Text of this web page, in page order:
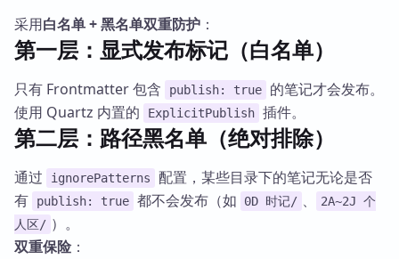
采用白名单 + 黑名单双重防护 ：
第一层：显式发布标记（白名单）
只有 Frontmatter 包含 publish: true
的笔记才会发布。
使用 Quartz 内置的
ExplicitPublish 插件。
第二层：路径黑名单（绝对排除）
通过 ignorePatterns
配置，某些目录下的笔记无论是否
有
publish: true 都不会发布（如 0D 时记/ 、
2A~2J 个
人区/ ）。
双重保险：